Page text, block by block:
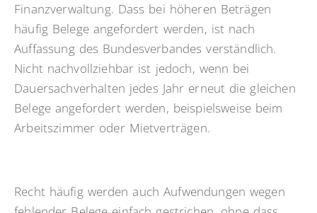
Finanzverwaltung. Dass bei höheren Beträgen
häufig Belege angefordert werden, ist nach
Auffassung des Bundesverbandes verständlich.
Nicht nachvollziehbar ist jedoch, wenn bei
Dauersachverhalten jedes Jahr erneut die gleichen
Belege angefordert werden, beispielsweise beim
Arbeitszimmer oder Mietverträgen.
Recht häufig werden auch Aufwendungen wegen